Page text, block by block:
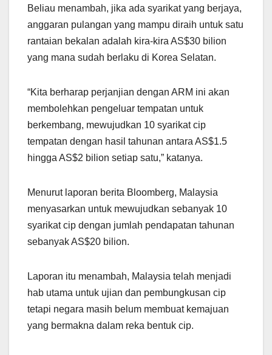
Beliau menambah, jika ada syarikat yang berjaya,
anggaran pulangan yang mampu diraih untuk satu
rantaian bekalan adalah kira-kira AS$30 bilion
yang mana sudah berlaku di Korea Selatan.
“Kita berharap perjanjian dengan ARM ini akan
membolehkan pengeluar tempatan untuk
berkembang, mewujudkan 10 syarikat cip
tempatan dengan hasil tahunan antara AS$1.5
hingga AS$2 bilion setiap satu,” katanya.
Menurut laporan berita Bloomberg, Malaysia
menyasarkan untuk mewujudkan sebanyak 10
syarikat cip dengan jumlah pendapatan tahunan
sebanyak AS$20 bilion.
Laporan itu menambah, Malaysia telah menjadi
hab utama untuk ujian dan pembungkusan cip
tetapi negara masih belum membuat kemajuan
yang bermakna dalam reka bentuk cip.